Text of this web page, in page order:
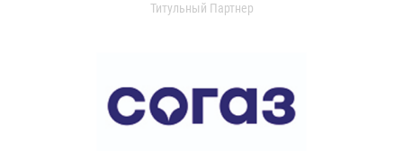
Титульный Партнер